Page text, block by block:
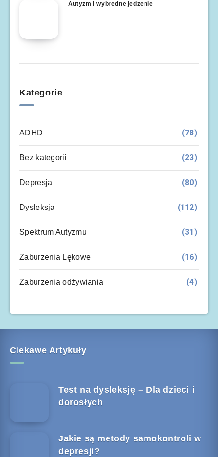
Autyzm i wybredne jedzenie
Kategorie
ADHD (78)
Bez kategorii (23)
Depresja (80)
Dysleksja (112)
Spektrum Autyzmu (31)
Zaburzenia Lękowe (16)
Zaburzenia odżywiania (4)
Ciekawe Artykuły
Test na dysleksję – Dla dzieci i
dorosłych
Jakie są metody samokontroli w
depresji?